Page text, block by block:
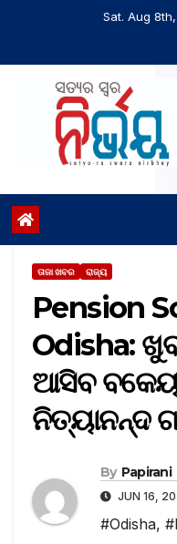
Sat. Aug
ତାଜା ଖବର ରାଜ୍ୟ
Pension
Odisha:
ଆସିବ
ନିତ୍ୟାନନ୍ଦ
By Papirani
JUN 16,
#Odisha,